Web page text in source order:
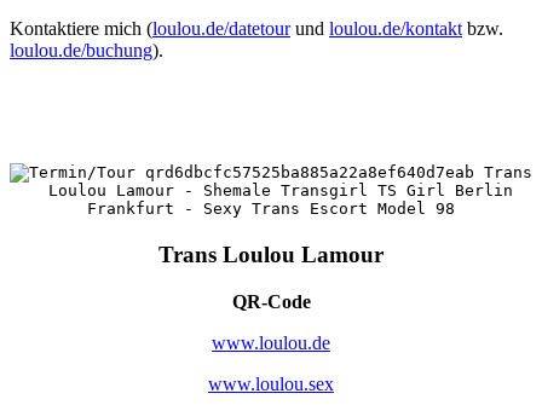
Kontaktiere mich (loulou.de/datetourund loulou.de/kontakt bzw.
loulou.de/buchung).
Trans Loulou Lamour
QR-Code
www.loulou.de
www.loulou.sex